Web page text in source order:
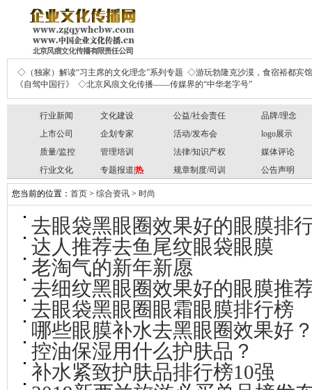
◇（独家）解读“习主席的文化理念”系列专题 ◇游玩勃隆克沙漠，食宿裕都宾馆
《自驾中国行》
◇北京风痕文化传播——传媒界的“中华老字号”
行业新闻 文化建设 公益/社会责任
品牌/理念
上市公司
企划专家 活动/发布会
logo展示
质量/监控
管理培训 法律/知识产权
媒体评论
行业文化
专题报道| 热 规章制度/司训 公告声明
您当前的位置： 首页 > 综合资讯 > 时尚
去眼袋黑眼圈效果好的眼膜排
达人推荐去鱼尾纹眼袋眼膜
老淘气的新年新愿
去细纹黑眼圈效果好的眼膜推
去眼袋黑眼圈眼霜眼膜排行榜
哪些眼膜补水去黑眼圈效果好
控油保湿用什么护肤品？
补水紧致护肤品排行榜10强